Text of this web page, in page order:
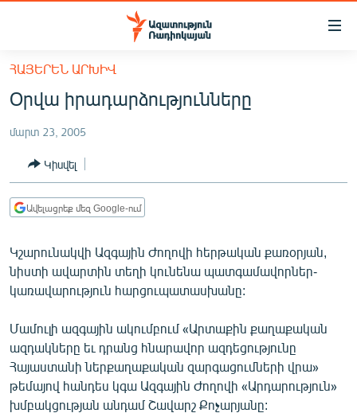
Մատչելիության
հիմնական
բովանդակությանը
հիմնական
մենյուին
Որոնում
ՀԱՅԱՍՏԱՆ
ՔԱՂԱՔԱԿԱՆ
ԸՆՏՐՈՒԹՅՈՒՆՆԵՐ 2026
ԻՐԱՎՈՒՆՔ
ՏՆՏԵՍՈՒԹՅՈՒՆ
ՂԱՐԱԲԱՂ
ՏԱՐԱԾԱՇՐՋԱՆ
ՄԻՋԱԶԳԱՅԻՆ
ՄՇԱԿՈՒՅԹ
ՀԱՅԵՐԵՆ ԱՐԽԻՎ
Օրվա իրադարձությունները
մարտ 23, 2005
Կիսվել
Ավելացրեք մեզ Google-ում
Կշարունակվի Ազգային Ժողովի հերթական քառօրյան,
նիստի ավարտին տեղի կունենա պատգամավորներ-
կառավարություն հարցուպատասխանը:
Մամուլի ազգային ակումբում «Արտաքին քաղաքական
ազդակները եւ դրանց հնարավոր ազդեցությունը
Հայաստանի ներքաղաքական զարգացումների վրա»
թեմայով հանդես կգա Ազգային Ժողովի «Արդարություն»
խմբակցության անդամ Շավարշ Քոչարյանը: